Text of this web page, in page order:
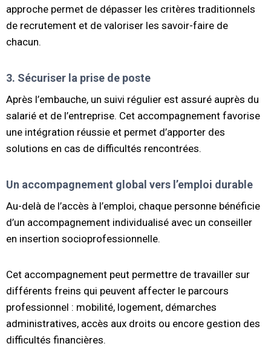
approche permet de dépasser les critères traditionnels
de recrutement et de valoriser les savoir-faire de
chacun.
3. Sécuriser la prise de poste
Après l’embauche, un suivi régulier est assuré auprès du
salarié et de l’entreprise. Cet accompagnement favorise
une intégration réussie et permet d’apporter des
solutions en cas de difficultés rencontrées.
Un accompagnement global vers l’emploi durable
Au-delà de l’accès à l’emploi, chaque personne bénéficie
d’un accompagnement individualisé avec un conseiller
en insertion socioprofessionnelle.
Cet accompagnement peut permettre de travailler sur
différents freins qui peuvent affecter le parcours
professionnel : mobilité, logement, démarches
administratives, accès aux droits ou encore gestion des
difficultés financières.